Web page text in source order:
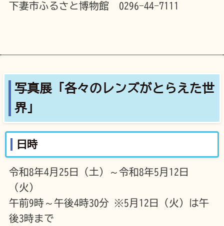
下妻市ふるさと博物館 0296-44-7111
写真展「各々のレンズがとらえた世
界」
日時
令和8年4月25日（土）～令和8年5月12日
（火）
午前9時～午後4時30分 ※5月12日（火）は午
後3時まで